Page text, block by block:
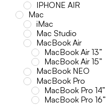
IPHONE AIR
Mac
iMac
Mac Studio
MacBook Air
MacBook Air 13”
MacBook Air 15”
MacBook NEO
MacBook Pro
MacBook Pro 14”
MacBook Pro 16”